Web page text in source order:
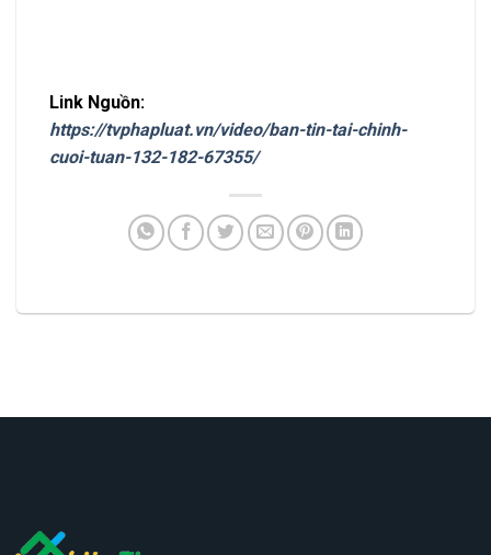
Link Nguồn:
https://tvphapluat.vn/video/ban-tin-tai-chinh-
cuoi-tuan-132-182-67355/